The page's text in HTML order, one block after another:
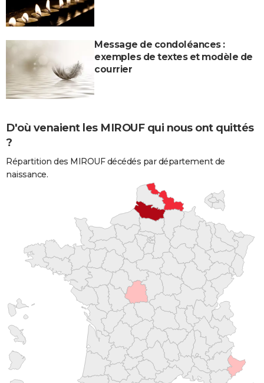
Message de condoléances :
exemples de textes et modèle de
courrier
D'où venaient les MIROUF qui nous ont quittés
?
Répartition des MIROUF décédés par département de
naissance.